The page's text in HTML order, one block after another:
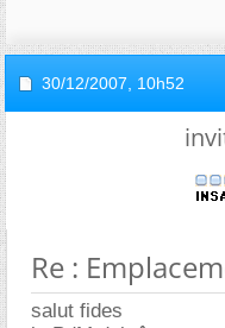
30/12/2007, 10h52
Re :
salut fides